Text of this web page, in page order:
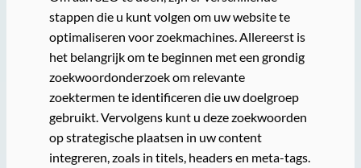
stappen die u kunt volgen om uw website te
optimaliseren voor zoekmachines. Allereerst is
het belangrijk om te beginnen met een grondig
zoekwoordonderzoek om relevante
zoektermen te identificeren die uw doelgroep
gebruikt. Vervolgens kunt u deze zoekwoorden
op strategische plaatsen in uw content
integreren, zoals in titels, headers en meta-tags.